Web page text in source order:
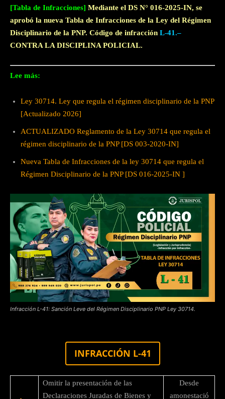
[Tabla de Infracciones] Mediante el DS N° 016-2025-IN, se
aprobó la nueva Tabla de Infracciones de la Ley del Régimen
Disciplinario de la PNP. Código de infracción L-41.–
CONTRA LA DISCIPLINA POLICIAL.
Lee más:
Ley 30714. Ley que regula el régimen disciplinario de la PNP
[Actualizado 2026]
ACTUALIZADO Reglamento de la Ley 30714 que regula el
régimen disciplinario de la PNP [DS 003-2020-IN]
Nueva Tabla de Infracciones de la ley 30714 que regula el
Régimen Disciplinario de la PNP [DS 016-2025-IN ]
Infracción L-41: Sanción Leve del Régimen Disciplinario PNP Ley 30714.
INFRACCIÓN L-41
Omitir la presentación de las
Declaraciones Juradas de Bienes y
Desde
amonestació